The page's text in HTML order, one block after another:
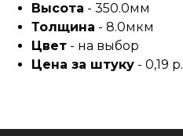
Высота - 350.0мм
Толщина - 8.0мкм
Цвет - на выбор
Цена за штуку - 0,19 р.